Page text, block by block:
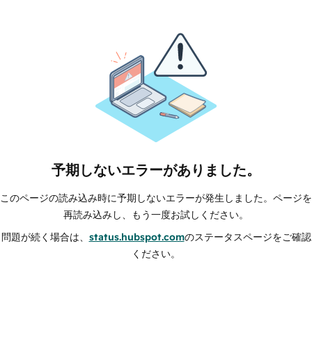
予期しないエラーがありました。
このページの読み込み時に予期しないエラーが発生しました。ページを
再読み込みし、もう一度お試しください。
問題が続く場合は、 status.hubspot.comのステータスページをご確認
ください。